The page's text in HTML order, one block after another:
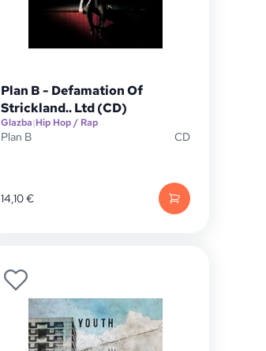
Plan B - Defamation Of
Strickland.. Ltd (CD)
Glazba|Hip Hop / Rap
Plan B CD
14,10€